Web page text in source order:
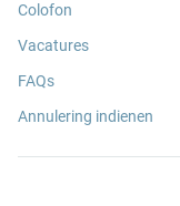
Colofon
Vacatures
FAQs
Annulering indienen